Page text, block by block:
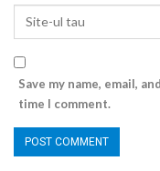
Save my name, email,
time I comment.